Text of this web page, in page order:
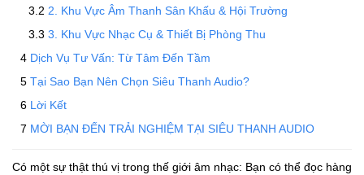
2. Khu Vực Âm Thanh Sân Khấu & Hội Trường
3. Khu Vực Nhạc Cụ & Thiết Bị Phòng Thu
Dịch Vụ Tư Vấn: Từ Tâm Đến Tầm
Tại Sao Bạn Nên Chọn Siêu Thanh Audio?
Lời Kết
MỜI BẠN ĐẾN TRẢI NGHIỆM TẠI SIÊU THANH AUDIO
Có một sự thật thú vị trong thế giới âm nhạc: Bạn có thể đọc hàng